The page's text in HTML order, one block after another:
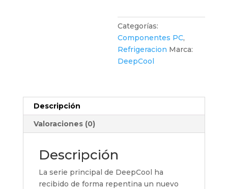
Categorías:
Componentes PC,
Refrigeracion Marca:
DeepCool
Descripción
Valoraciones (0)
Descripción
La serie principal de DeepCool ha
recibido de forma repentina un nuevo